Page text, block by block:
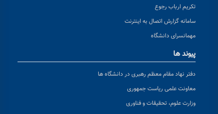
تکریم ارباب رجوع
سامانه گزارش اتصال به اینترنت
مهمانسرای دانشگاه
پیوند ها
دفتر نهاد مقام معظم رهبری در دانشگاه ها
معاونت علمی ریاست جمهوری
وزارت علوم، تحقیقات و فناوری